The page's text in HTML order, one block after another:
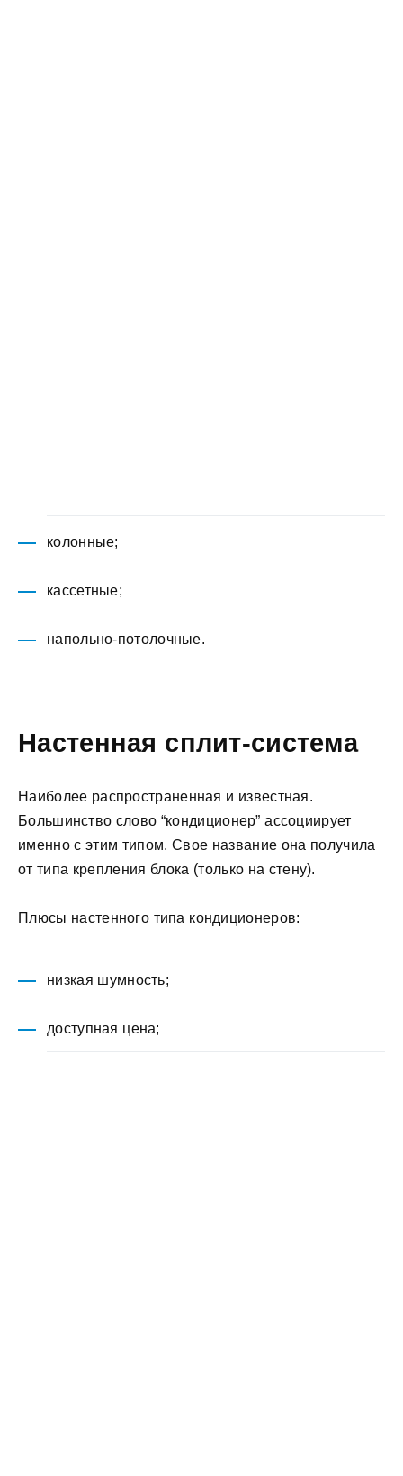
колонные;
кассетные;
напольно-потолочные.
Настенная сплит-система
Наиболее распространенная и известная.
Большинство слово “кондиционер” ассоциирует
именно с этим типом. Свое название она получила
от типа крепления блока (только на стену).
Плюсы настенного типа кондиционеров:
низкая шумность;
доступная цена;